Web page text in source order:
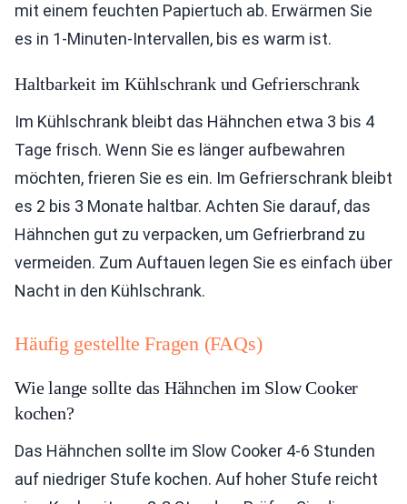
mit einem feuchten Papiertuch ab. Erwärmen Sie
es in 1-Minuten-Intervallen, bis es warm ist.
Haltbarkeit im Kühlschrank und Gefrierschrank
Im Kühlschrank bleibt das Hähnchen etwa 3 bis 4
Tage frisch. Wenn Sie es länger aufbewahren
möchten, frieren Sie es ein. Im Gefrierschrank bleibt
es 2 bis 3 Monate haltbar. Achten Sie darauf, das
Hähnchen gut zu verpacken, um Gefrierbrand zu
vermeiden. Zum Auftauen legen Sie es einfach über
Nacht in den Kühlschrank.
Häufig gestellte Fragen (FAQs)
Wie lange sollte das Hähnchen im Slow Cooker
kochen?
Das Hähnchen sollte im Slow Cooker 4-6 Stunden
auf niedriger Stufe kochen. Auf hoher Stufe reicht